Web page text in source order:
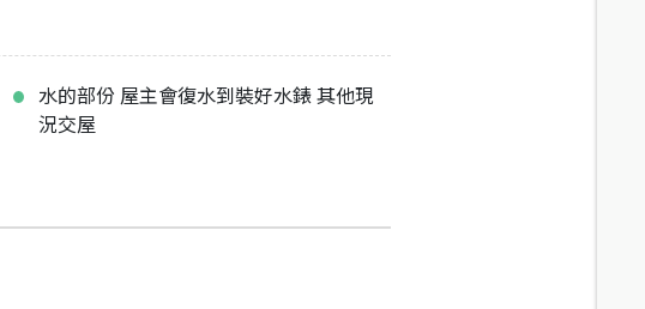
水的部份 屋主會復水到裝好水錶 其他現
況交屋